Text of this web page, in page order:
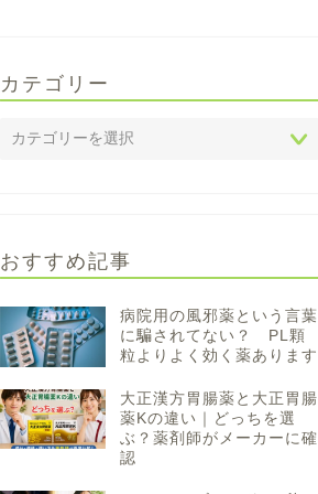
カテゴリー
おすすめ記事
病院用の風邪薬という言葉
に騙されてない？ PL顆
粒よりよく効く薬あります
大正漢方胃腸薬と大正胃腸
薬Kの違い｜どっちを選
ぶ？薬剤師がメーカーに確
認